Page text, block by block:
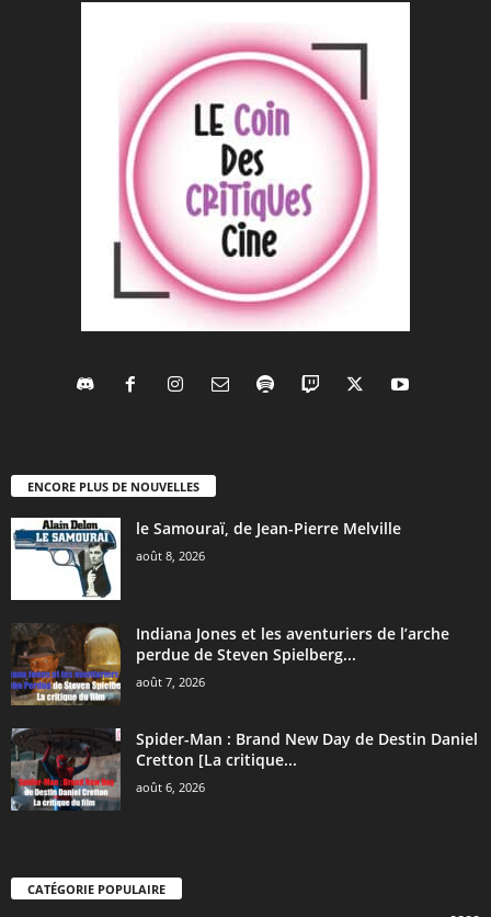
ENCORE PLUS DE NOUVELLES
le Samouraï, de Jean-Pierre Melville
août 8, 2026
Indiana Jones et les aventuriers de l’arche
perdue de Steven Spielberg...
août 7, 2026
Spider-Man : Brand New Day de Destin Daniel
Cretton [La critique...
août 6, 2026
CATÉGORIE POPULAIRE